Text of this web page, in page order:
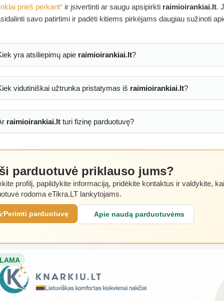
prieš perkant“ ir įsivertinti ar saugu apsipirkti raimioirankiai.lt.
savo patirtimi ir padėti kitiems pirkėjams daugiau sužinoti
yra atsiliepimų apie raimioirankiai.lt?
vidutiniškai užtrunka pristatymas iš raimioirankiai.lt?
raimioirankiai.ltturi fizinę parduotuvę?
parduotuvė priklauso jums?
profilį, papildykite informaciją, pridėkite kontaktus ir valdykite,
rodoma eTikra.LT lankytojams.
Perimti parduotuvę Apie naudą parduotuvėms